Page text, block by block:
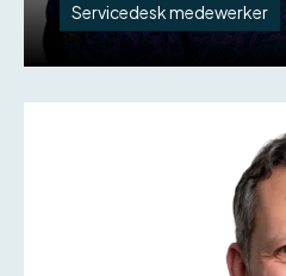
Servicedesk medewerker